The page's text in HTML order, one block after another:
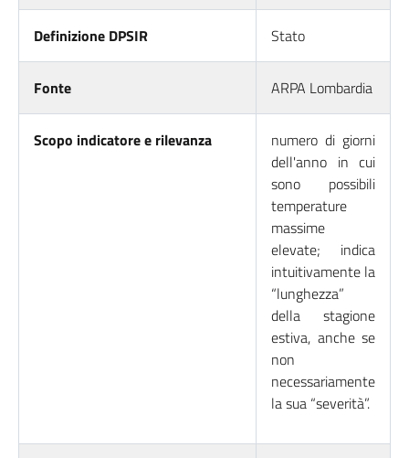
Definizione DPSIR Stato
Fonte ARPA Lombardia
Scopo indicatore e rilevanza
numero di giorni
dell'anno in cui
sono possibili
temperature
massime
elevate; indica
intuitivamente la
“lunghezza”
della stagione
estiva, anche se
non
necessariamente
la sua “severità”.